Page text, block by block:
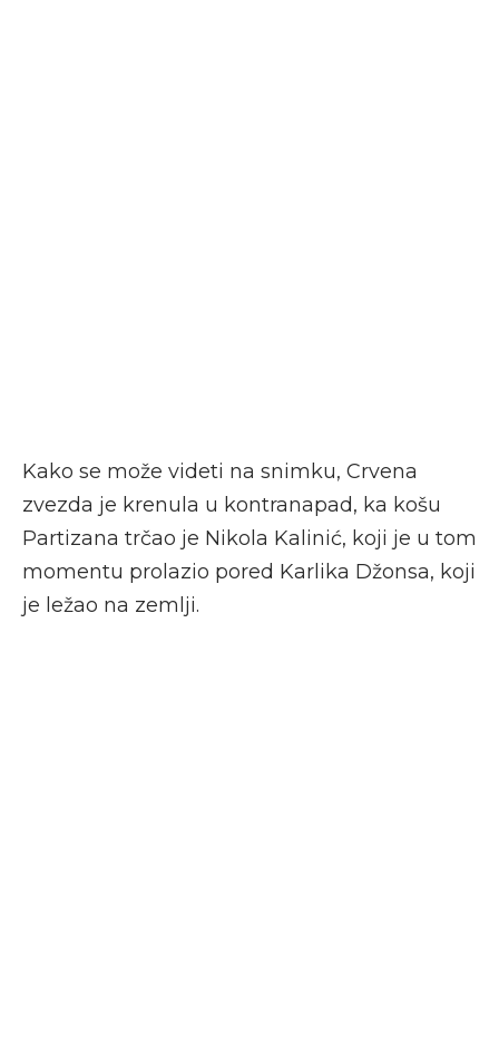
Kako se može videti na snimku, Crvena
zvezda je krenula u kontranapad, ka košu
Partizana trčao je Nikola Kalinić, koji je u tom
momentu prolazio pored Karlika Džonsa, koji
je ležao na zemlji.